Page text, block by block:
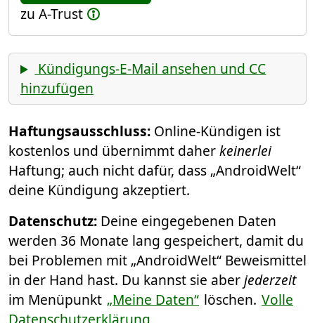
zu A-Trust
Kündigungs-E-Mail ansehen und CC
hinzufügen
Haftungsausschluss: Online-Kündigen ist
kostenlos und übernimmt daherkeinerlei
Haftung; auch nicht dafür, dass „AndroidWelt“
deine Kündigung akzeptiert.
Datenschutz: Deine eingegebenen Daten
werden 36 Monate lang gespeichert, damit du
bei Problemen mit „AndroidWelt“ Beweismittel
in der Hand hast. Du kannst sie aberjederzeit
im Menüpunkt „Meine Daten“ löschen. Volle